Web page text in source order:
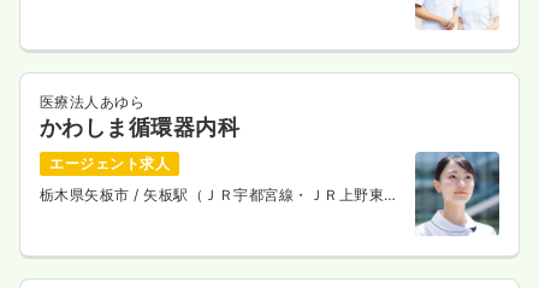
医療法人あゆら
かわしま循環器内科
エージェント求人
栃木県矢板市/ 矢板駅（ＪＲ宇都宮線・ＪＲ上野東京